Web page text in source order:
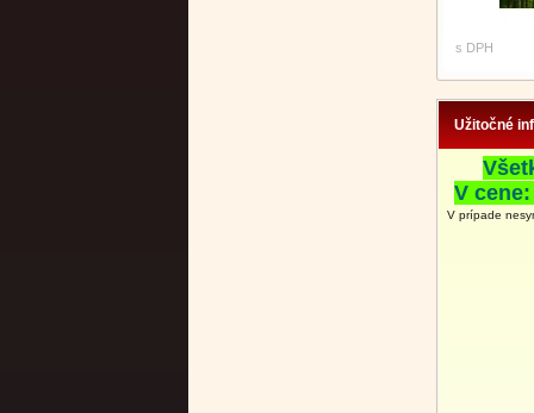
s DPH
Užitočné
V
V prípade